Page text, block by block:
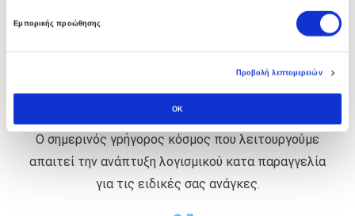
Εμπορικής προώθησης
Προβολή λεπτομερειών
OK
Custom Software
Ο σημερινός γρήγορος κόσμος που λειτουργούμε
απαιτεί την ανάπτυξη λογισμικού κατα παραγγελία
για τις ειδικές σας ανάγκες.